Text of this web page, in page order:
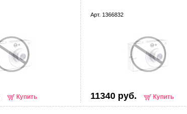
Купить
Арт. 1366832
11340 руб. Купить